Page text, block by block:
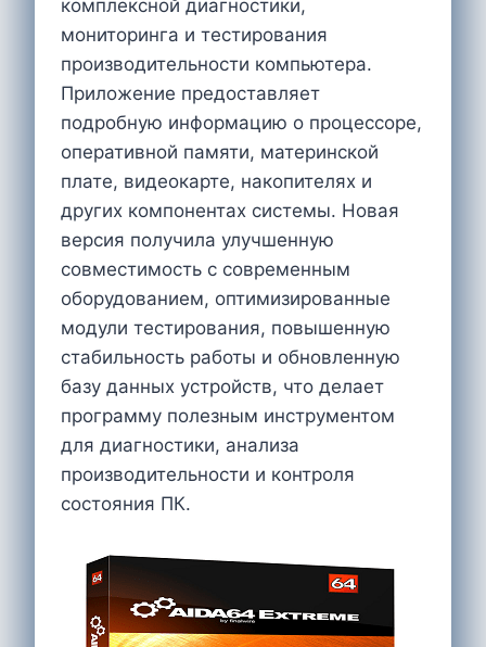
комплексной диагностики,
мониторинга и тестирования
производительности компьютера.
Приложение предоставляет
подробную информацию о процессоре,
оперативной памяти, материнской
плате, видеокарте, накопителях и
других компонентах системы. Новая
версия получила улучшенную
совместимость с современным
оборудованием, оптимизированные
модули тестирования, повышенную
стабильность работы и обновленную
базу данных устройств, что делает
программу полезным инструментом
для диагностики, анализа
производительности и контроля
состояния ПК.